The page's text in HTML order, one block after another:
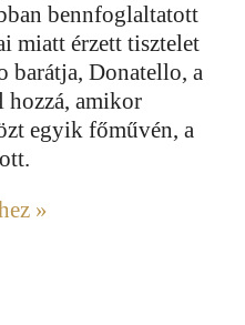
bennfoglaltatott
miatt érzett tisztelet
barátja, Donatello, a
hozzá, amikor
egyik főművén, a
»